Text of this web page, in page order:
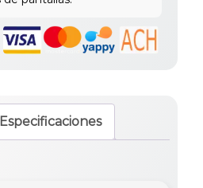
Especificaciones